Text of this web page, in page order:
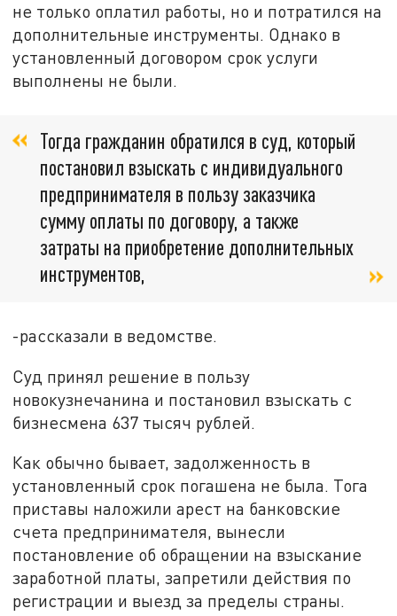
не только оплатил работы, но и потратился на
дополнительные инструменты. Однако в
установленный договором срок услуги
выполнены не были.
Тогда гражданин обратился в суд, который
постановил взыскать с индивидуального
предпринимателя в пользу заказчика
сумму оплаты по договору, а также
затраты на приобретение дополнительных
инструментов,
-рассказали в ведомстве.
Суд принял решение в пользу
новокузнечанина и постановил взыскать с
бизнесмена 637 тысяч рублей.
Как обычно бывает, задолженность в
установленный срок погашена не была. Тога
приставы наложили арест на банковские
счета предпринимателя, вынесли
постановление об обращении на взыскание
заработной платы, запретили действия по
регистрации и выезд за пределы страны.